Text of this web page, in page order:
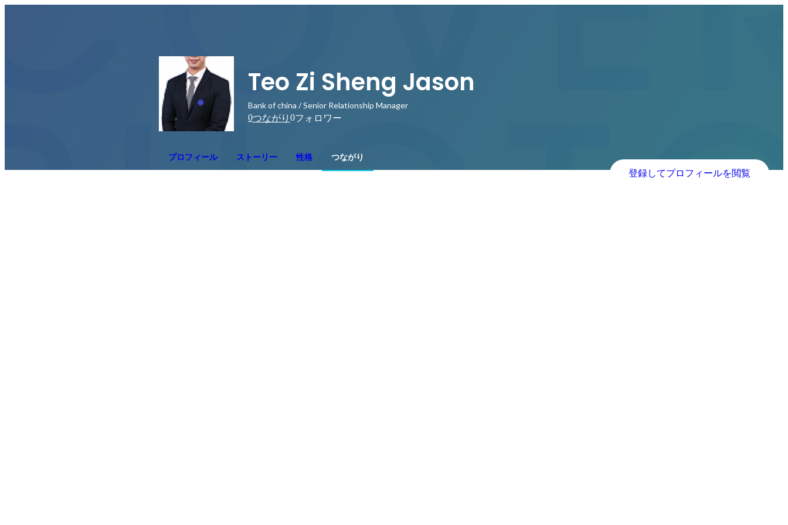
Teo Zi Sheng Jason
Bank of china / Senior Relationship Manager
0つながり 0フォロワー
プロフィール ストーリー 性格 つながり
登録してプロフィールを閲覧